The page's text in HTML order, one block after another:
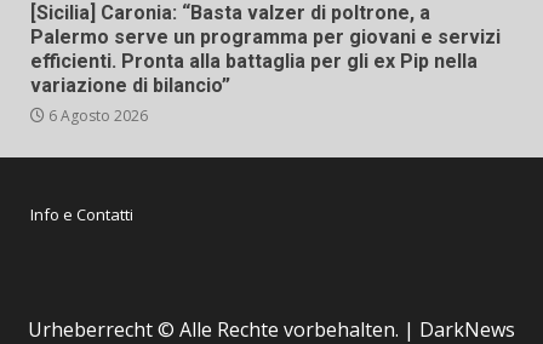
[Sicilia] Caronia: “Basta valzer di poltrone, a
Palermo serve un programma per giovani e servizi
efficienti. Pronta alla battaglia per gli ex Pip nella
variazione di bilancio”
6 Agosto 2026
Info e Contatti
Urheberrecht © Alle Rechte vorbehalten. | DarkNews